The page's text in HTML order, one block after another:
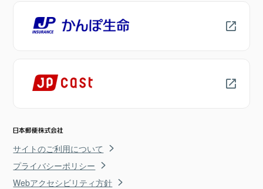
サイトのご利用について
プライバシーポリシー
Webアクセシビリティ方針